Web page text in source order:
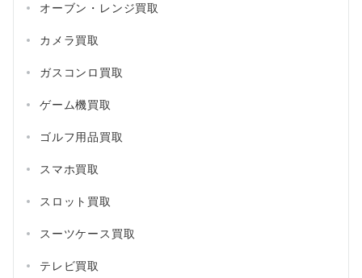
オーブン・レンジ買取
カメラ買取
ガスコンロ買取
ゲーム機買取
ゴルフ用品買取
スマホ買取
スロット買取
スーツケース買取
テレビ買取